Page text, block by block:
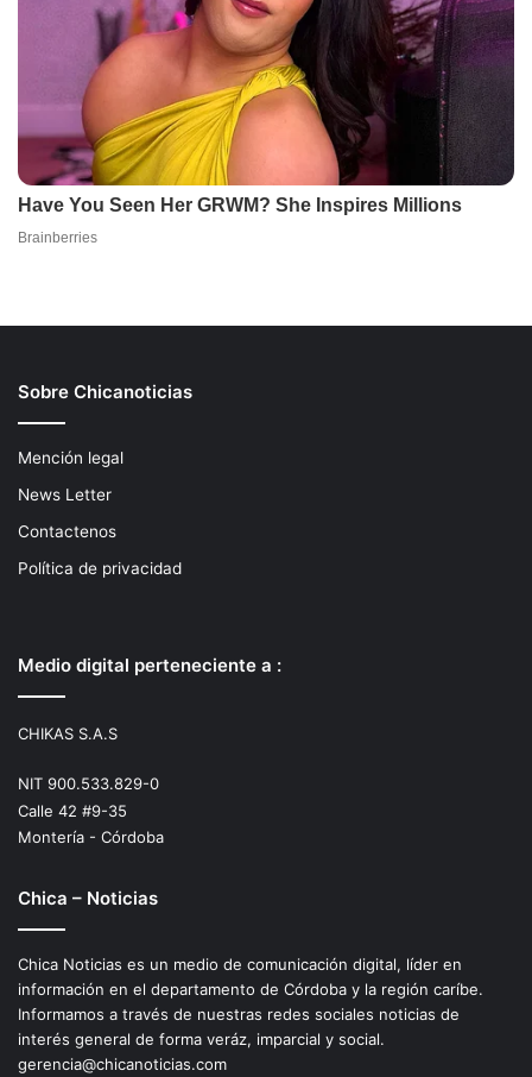
Sobre Chicanoticias
Mención legal
News Letter
Contactenos
Política de privacidad
Medio digital perteneciente a :
CHIKAS S.A.S
NIT 900.533.829-0
Calle 42 #9-35
Montería - Córdoba
Chica – Noticias
Chica Noticias es un medio de comunicación digital, líder en
información en el departamento de Córdoba y la región caríbe.
Informamos a través de nuestras redes sociales noticias de
interés general de forma veráz, imparcial y social.
gerencia@chicanoticias.com